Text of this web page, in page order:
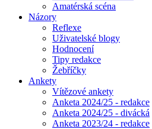
Amatérská scéna
Názory
Reflexe
Uživatelské blogy
Hodnocení
Tipy redakce
Žebříčky
Ankety
Vítězové ankety
Anketa 2024/25 - redakce
Anketa 2024/25 - divácká
Anketa 2023/24 - redakce